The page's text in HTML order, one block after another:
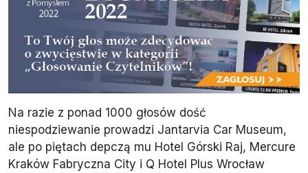
Na razie z ponad 1000 głosów dość
niespodziewanie prowadzi Jantarvia Car Museum,
ale po piętach depczą mu Hotel Górski Raj, Mercure
Kraków Fabryczna City i Q Hotel Plus Wrocław